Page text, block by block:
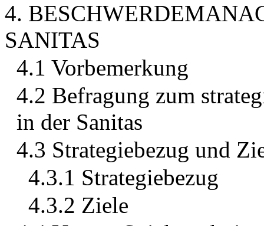
4.
SANITAS
4.1 Vorbemerkung
4.2 Befragung zum
in der Sanitas
4.3 Strategiebezug und
4.3.1 Strategiebezug
4.3.2 Ziele